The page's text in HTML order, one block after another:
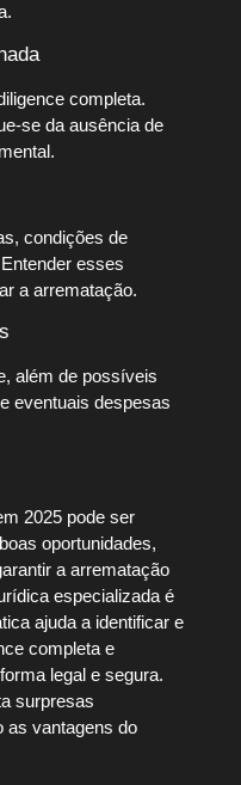
completa.
se da ausência de
condições de
esses
a arrematação.
além de possíveis
eventuais despesas
2025 pode ser
oportunidades,
a arrematação
especializada é
ajuda a identificar e
completa e
legal e segura.
surpresas
as vantagens do